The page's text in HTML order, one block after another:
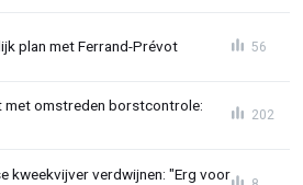
plan met Ferrand-Prévot 56
met omstreden borstcontrole:
202
kweekvijver verdwijnen: "Erg voor